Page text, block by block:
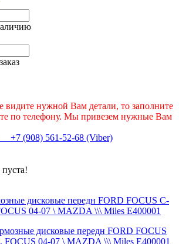
видите нужной Вам детали, то заполните
по телефону. Мы привезем нужные Вам
+7 (908) 561-52-68 (Viber)
дисковые передн FORD FOCUS C-
04-07 \ MAZDA \\\ Miles E400001